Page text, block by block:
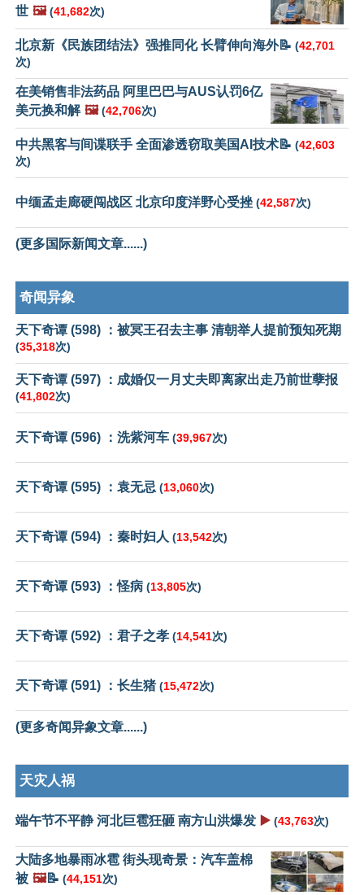
世 🖼️ (41,682次)
北京新《民族团结法》强推同化 长臂伸向海外📝 (42,701
次)
在美销售非法药品 阿里巴巴与AUS认罚6亿
美元换和解 🖼️ (42,706次)
中共黑客与间谍联手 全面渗透窃取美国AI技术📝 (42,603
次)
中缅孟走廊硬闯战区 北京印度洋野心受挫 (42,587次)
(更多国际新闻文章......)
奇闻异象
天下奇谭 (598) ：被冥王召去主事 清朝举人提前预知死期
(35,318次)
天下奇谭 (597) ：成婚仅一月丈夫即离家出走乃前世孽报
(41,802次)
天下奇谭 (596) ：洗紫河车 (39,967次)
天下奇谭 (595) ：袁无忌 (13,060次)
天下奇谭 (594) ：秦时妇人 (13,542次)
天下奇谭 (593) ：怪病 (13,805次)
天下奇谭 (592) ：君子之孝 (14,541次)
天下奇谭 (591) ：长生猪(15,472次)
(更多奇闻异象文章......)
天灾人祸
端午节不平静 河北巨雹狂砸 南方山洪爆发 ▶️ (43,763次)
大陆多地暴雨冰雹 街头现奇景：汽车盖棉
被 🖼️📝 (44,151次)